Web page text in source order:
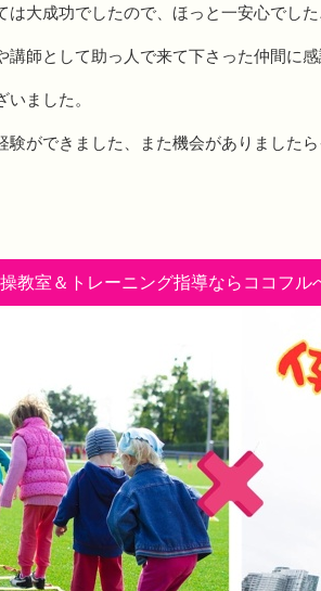
は大成功でしたので、ほっと一安心でした
講師として助っ人で来て下さった仲間に
いました。
験ができました、また機会がありました
教室＆トレーニング指導ならココフル